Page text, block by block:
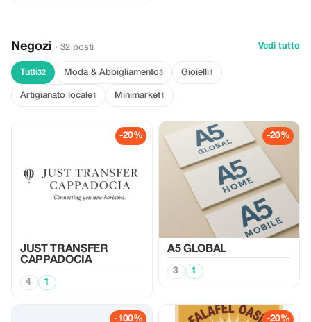
Negozi · 32 posti Vedi tutto
Tutti32 Moda & Abbigliamento3 Gioielli1
Artigianato locale1 Minimarket1
-20%
JUST TRANSFER
CAPPADOCIA
4 1
-20%
A5 GLOBAL
3 1
-100% -20%